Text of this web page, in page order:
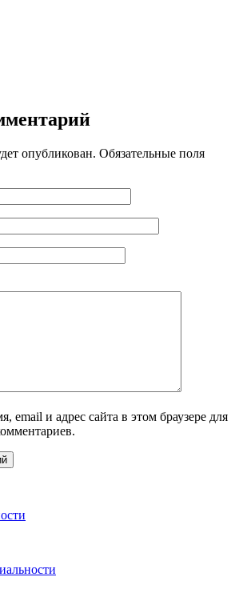
опубликован. Обязательные поля
email и адрес сайта в этом браузере для